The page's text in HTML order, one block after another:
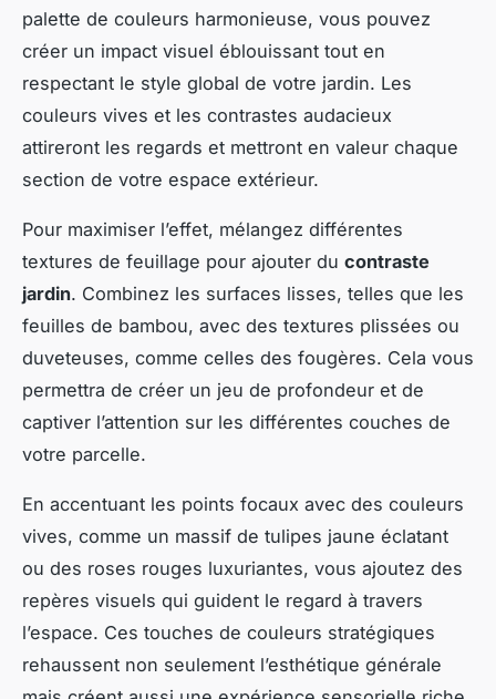
palette de couleurs harmonieuse, vous pouvez
créer un impact visuel éblouissant tout en
respectant le style global de votre jardin. Les
couleurs vives et les contrastes audacieux
attireront les regards et mettront en valeur chaque
section de votre espace extérieur.
Pour maximiser l’effet, mélangez différentes
textures de feuillage pour ajouter du contraste
jardin. Combinez les surfaces lisses, telles que les
feuilles de bambou, avec des textures plissées ou
duveteuses, comme celles des fougères. Cela vous
permettra de créer un jeu de profondeur et de
captiver l’attention sur les différentes couches de
votre parcelle.
En accentuant les points focaux avec des couleurs
vives, comme un massif de tulipes jaune éclatant
ou des roses rouges luxuriantes, vous ajoutez des
repères visuels qui guident le regard à travers
l’espace. Ces touches de couleurs stratégiques
rehaussent non seulement l’esthétique générale